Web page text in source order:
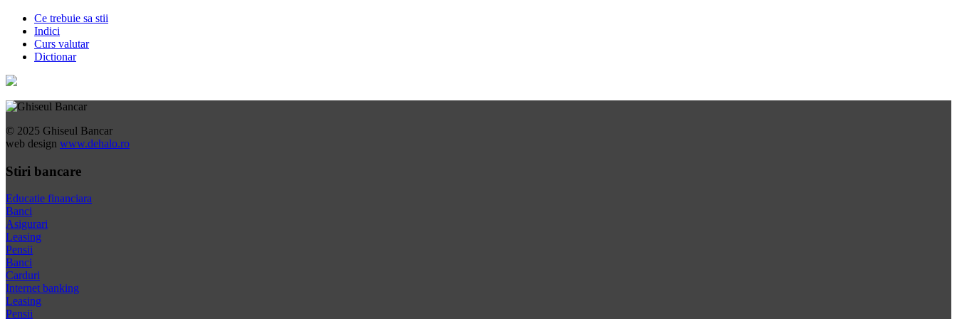
Ce trebuie sa stii
Indici
Curs valutar
Dictionar
© 2025 Ghiseul Bancar
web design www.dehalo.ro
Stiri bancare
Educatie financiara
Banci
Asigurari
Leasing
Pensii
Banci
Carduri
Internet banking
Leasing
Pensii